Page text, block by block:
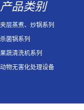
产品类别
夹层蒸煮、炒锅系列
杀菌锅系列
果蔬清洗机系列
动物无害化处理设备